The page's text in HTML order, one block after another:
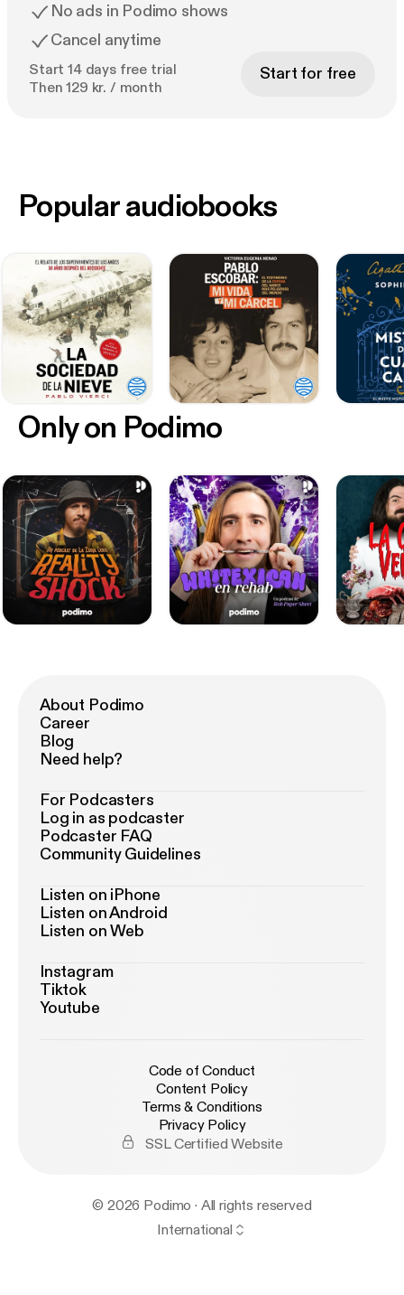
No ads in Podimo shows
Cancel anytime
Start 14 days free trial
Then 129 kr. / month
Start for free
Only on Podimo
Popular audiobooks
About Podimo
Career
Blog
Need help?
For Podcasters
Log in as podcaster
Podcaster FAQ
Community Guidelines
Listen on iPhone
Listen on Android
Listen on Web
Instagram
Tiktok
Youtube
Code of Conduct
Content Policy
Terms & Conditions
Privacy Policy
SSL Certified Website
© 2026 Podimo · All rights reserved
International